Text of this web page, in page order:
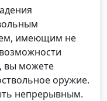
имеющим не
вы можете
оружие.
непрерывным.